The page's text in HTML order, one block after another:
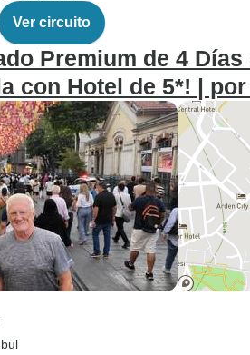
Ver circuito
Premium de 4
con Hotel de 5*! |